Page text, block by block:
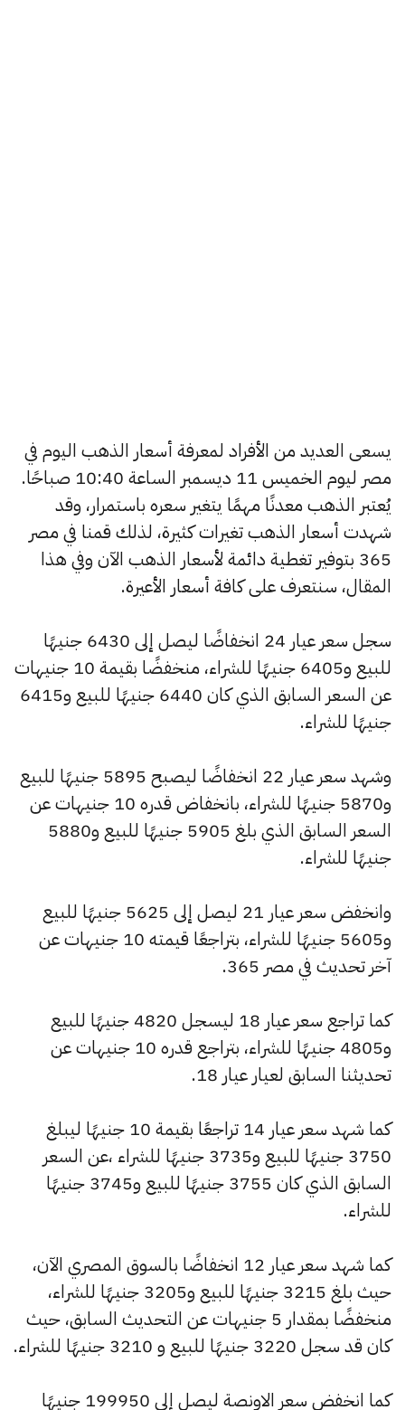
يسعى العديد من الأفراد لمعرفة أسعار الذهب اليوم في
مصر ليوم الخميس 11 ديسمبر الساعة 10:40 صباحًا.
يُعتبر الذهب معدنًا مهمًا يتغير سعره باستمرار، وقد
شهدت أسعار الذهب تغيرات كثيرة، لذلك قمنا في مصر
365 بتوفير تغطية دائمة لأسعار الذهب الآن وفي هذا
المقال، سنتعرف على كافة أسعار الأعيرة.
سجل سعر عيار 24 انخفاضًا ليصل إلى 6430 جنيهًا
للبيع و6405 جنيهًا للشراء، منخفضًا بقيمة 10 جنيهات
عن السعر السابق الذي كان 6440 جنيهًا للبيع و6415
جنيهًا للشراء.
وشهد سعر عيار 22 انخفاضًا ليصبح 5895 جنيهًا للبيع
و5870 جنيهًا للشراء، بانخفاض قدره 10 جنيهات عن
السعر السابق الذي بلغ 5905 جنيهًا للبيع و5880
جنيهًا للشراء.
وانخفض سعر عيار 21 ليصل إلى 5625 جنيهًا للبيع
و5605 جنيهًا للشراء، بتراجعًا قيمته 10 جنيهات عن
آخر تحديث في مصر 365.
كما تراجع سعر عيار 18 ليسجل 4820 جنيهًا للبيع
و4805 جنيهًا للشراء، بتراجع قدره 10 جنيهات عن
تحديثنا السابق لعيار عيار 18.
كما شهد سعر عيار 14 تراجعًا بقيمة 10 جنيهًا ليبلغ
3750 جنيهًا للبيع و3735 جنيهًا للشراء ،عن السعر
السابق الذي كان 3755 جنيهًا للبيع و3745 جنيهًا
للشراء.
كما شهد سعر عيار 12 انخفاضًا بالسوق المصري الآن،
حيث بلغ 3215 جنيهًا للبيع و3205 جنيهًا للشراء،
منخفضًا بمقدار 5 جنيهات عن التحديث السابق، حيث
كان قد سجل 3220 جنيهًا للبيع و 3210 جنيهًا للشراء.
كما انخفض سعر الاونصة ليصل إلى 199950 جنيهًا